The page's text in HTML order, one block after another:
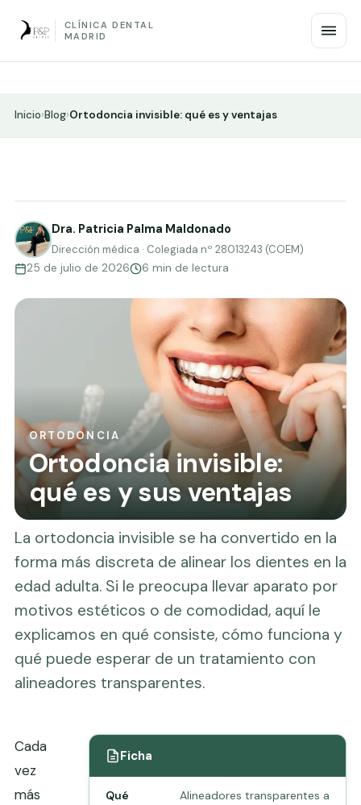
CLÍNICA DENTAL
MADRID
Inicio›Blog›Ortodoncia invisible: qué es y ventajas
Dra. Patricia Palma Maldonado
Dirección médica · Colegiada nº 28013243 (COEM)
25 de julio de 2026
6 min de lectura
ORTODONCIA
Ortodoncia invisible:
qué es y sus ventajas
La ortodoncia invisible se ha convertido en la
forma más discreta de alinear los dientes en la
edad adulta. Si le preocupa llevar aparato por
motivos estéticos o de comodidad, aquí le
explicamos en qué consiste, cómo funciona y
qué puede esperar de un tratamiento con
alineadores transparentes.
Cada
vez
más
Ficha
Qué
Alineadores transparentes a